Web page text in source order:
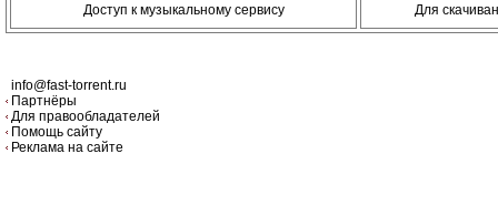
Доступ к музыкальному сервису Для
info@fast-torrent.ru
Партнёры
Для правообладателей
Помощь сайту
Реклама на сайте